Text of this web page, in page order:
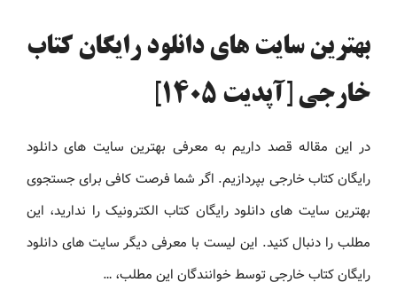
بهترین سایت های دانلود رایگان کتاب
خارجی [آپدیت 1405]
در این مقاله قصد داریم به معرفی بهترین سایت های دانلود
رایگان کتاب خارجی بپردازیم. اگر شما فرصت کافی برای جستجوی
بهترین سایت های دانلود رایگان کتاب الکترونیک را ندارید، این
مطلب را دنبال کنید. این لیست با معرفی دیگر سایت های دانلود
رایگان کتاب خارجی توسط خوانندگان این مطلب، …